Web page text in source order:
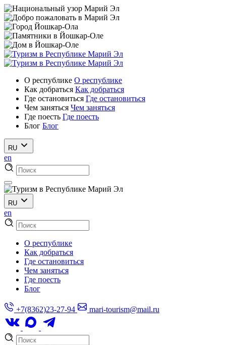
О республике О республике
Как добраться Как добраться
Где остановиться Где остановиться
Чем заняться Чем заняться
Где поесть Где поесть
Блог Блог
RU
en
RU
en
О республике
Как добраться
Где остановиться
Чем заняться
Где поесть
Блог
+7(8362)23-27-94 mari-tourism@mail.ru